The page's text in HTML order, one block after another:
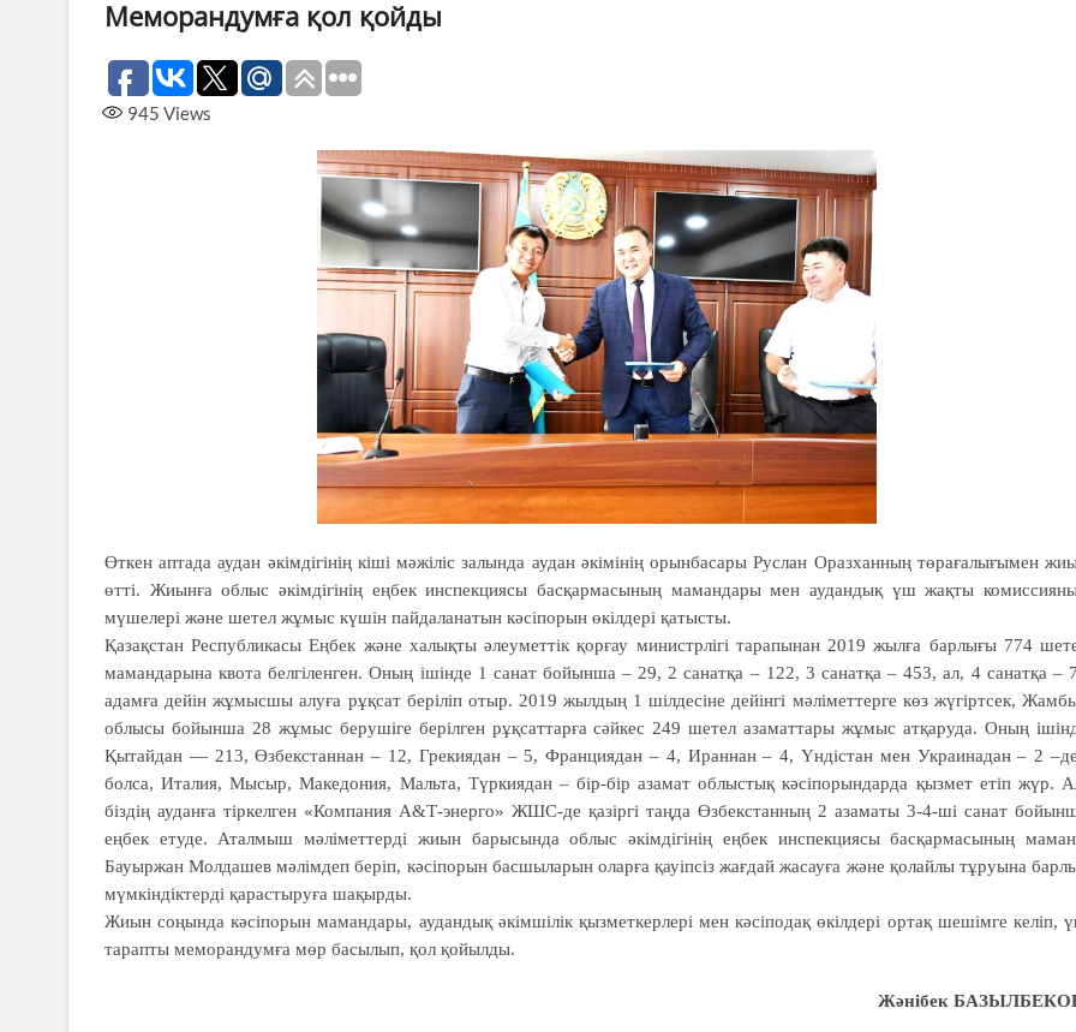
Меморандумға қол қойды
945 Views
Өткен аптада аудан әкімдігінің кіші мәжіліс залында аудан әкімінің орынбасары Руслан Оразханның төрағалығымен
өтті. Жиынға облыс әкімдігінің еңбек инспекциясы басқармасының мамандары мен аудандық үш жақты
мүшелері және шетел жұмыс күшін пайдаланатын кәсіпорын өкілдері қатысты.
Қазақстан Республикасы Еңбек және халықты әлеуметтік қорғау министрлігі тарапынан 2019 жылға барлығы 774
мамандарына квота белгіленген. Оның ішінде 1 санат бойынша – 29, 2 санатқа – 122, 3 санатқа – 453, ал, 4 санатқа –
адамға дейін жұмысшы алуға рұқсат беріліп отыр. 2019 жылдың 1 шілдесіне дейінгі мәліметтерге көз жүгіртсек,
облысы бойынша 28 жұмыс берушіге берілген рұқсаттарға сәйкес 249 шетел азаматтары жұмыс атқаруда. Оның
Қытайдан — 213, Өзбекстаннан – 12, Грекиядан – 5, Франциядан – 4, Ираннан – 4, Үндістан мен Украинадан – 2
болса, Италия, Мысыр, Македония, Мальта, Түркиядан – бір-бір азамат облыстық кәсіпорындарда қызмет етіп жүр.
біздің ауданға тіркелген «Компания А&Т-энерго» ЖШС-де қазіргі таңда Өзбекстанның 2 азаматы 3-4-ші санат
еңбек етуде. Аталмыш мәліметтерді жиын барысында облыс әкімдігінің еңбек инс­пекциясы бас­қармасының
Бауыржан Мол­дашев мәлімдеп бе­ріп, кәсіпорын бас­шыларын олар­ға қауіпсіз жағ­­дай жасауға және қолайлы тұруы­на
мүм­кіндіктерді қа­рас­ты­ру­ға шақырды.
Жиын соңында кә­сіпорын ма­мандары, аудандық әкімшілік қыз­мет­­керлері мен кәсіподақ өкілдері ор­тақ шешімге ке­ліп,
тарапты ме­морандумға мөр басылып, қол қойыл­ды.
Жәнібек